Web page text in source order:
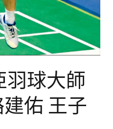
羽球大師
佑 王子